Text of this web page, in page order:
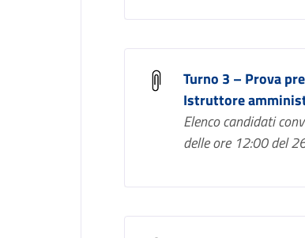
Turno 3 – Prova
Istruttore
Elenco candidati
delle ore 12:00 del